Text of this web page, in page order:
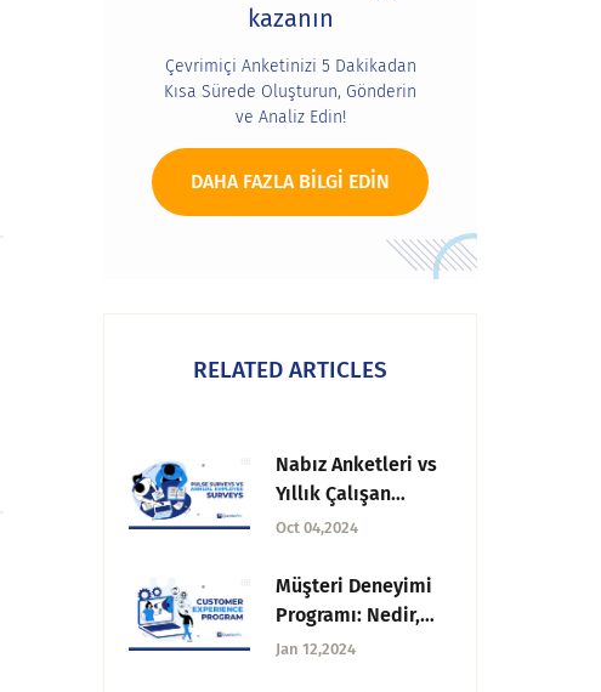
kazanın
Çevrimiçi Anketinizi 5 Dakikadan
Kısa Sürede Oluşturun, Gönderin
ve Analiz Edin!
DAHA FAZLA BILGI EDIN
RELATED ARTICLES
Nabız Anketleri vs
Yıllık Çalışan
Anketleri: Hangisini
Oct 04,2024
Müşteri Deneyimi
Programı: Nedir,
Stratejiler ve Daha
Jan 12,2024